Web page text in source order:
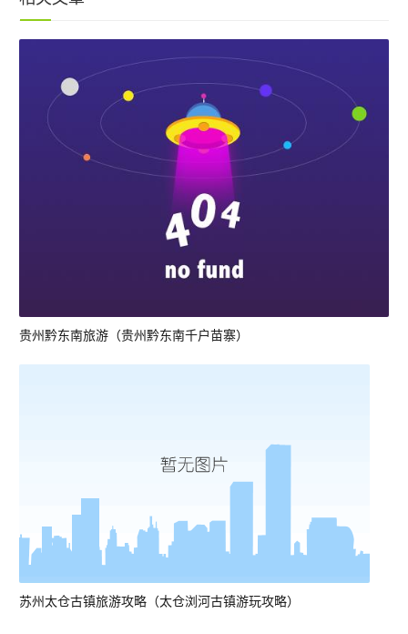
贵州黔东南旅游（贵州黔东南千户苗寨）
苏州太仓古镇旅游攻略（太仓浏河古镇游玩攻略）